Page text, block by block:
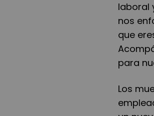
laboral
nos
que
para
Los